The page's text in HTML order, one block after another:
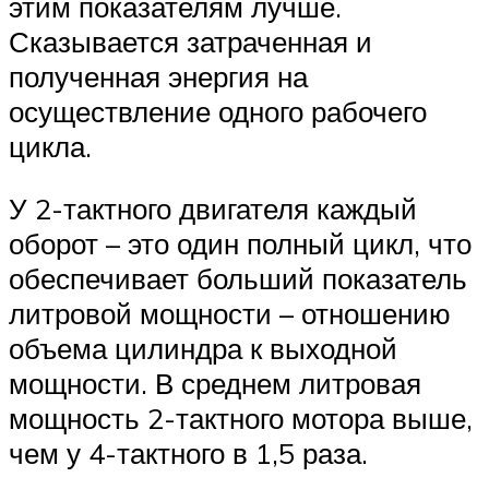
Сказывается затраченная и
полученная энергия на
осуществление одного рабочего
цикла.
У 2-тактного двигателя каждый
оборот – это один полный цикл, что
обеспечивает больший показатель
литровой мощности – отношению
объема цилиндра к выходной
мощности. В среднем литровая
мощность 2-тактного мотора выше,
чем у 4-тактного в 1,5 раза.